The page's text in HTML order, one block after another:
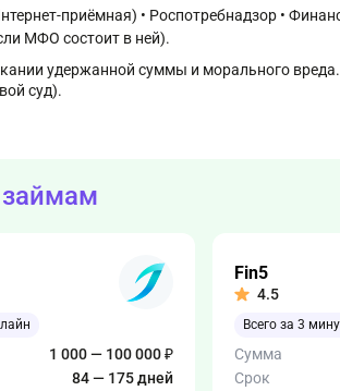
приёмная) • Роспотребнадзор •
МФО состоит в ней).
удержанной суммы и морального
суд).
1 000 — 100 000 ₽
84 — 175 дней
Fin5
4.5
Всего за 3
Сумма
Срок